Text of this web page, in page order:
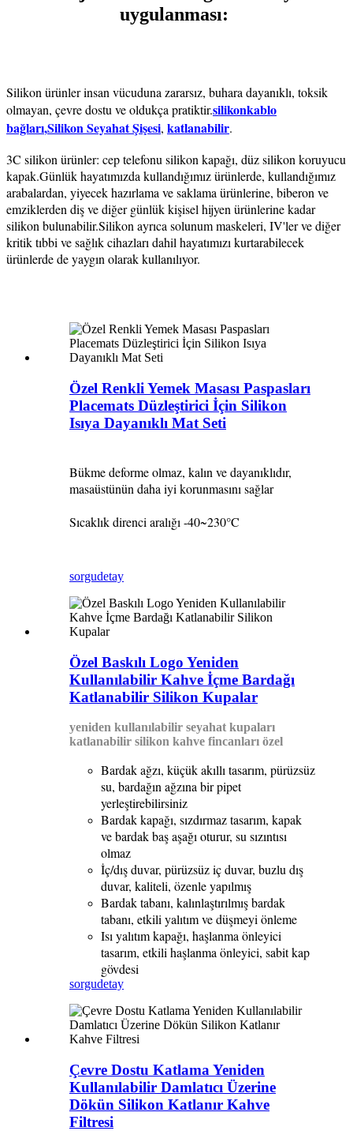
uygulanması:
Silikon ürünler insan vücuduna zararsız, buhara dayanıklı, toksik
olmayan, çevre dostu ve oldukça pratiktir.silikonkablo
bağları,Silikon Seyahat Şişesi, katlanabilir.
3C silikon ürünler: cep telefonu silikon kapağı, düz silikon koruyucu
kapak.Günlük hayatımızda kullandığımız ürünlerde, kullandığımız
arabalardan, yiyecek hazırlama ve saklama ürünlerine, biberon ve
emziklerden diş ve diğer günlük kişisel hijyen ürünlerine kadar
silikon bulunabilir.Silikon ayrıca solunum maskeleri, IV'ler ve diğer
kritik tıbbi ve sağlık cihazları dahil hayatımızı kurtarabilecek
ürünlerde de yaygın olarak kullanılıyor.
Özel Renkli Yemek Masası Paspasları
Placemats Düzleştirici İçin Silikon
Isıya Dayanıklı Mat Seti
Bükme deforme olmaz, kalın ve dayanıklıdır,
masaüstünün daha iyi korunmasını sağlar
Sıcaklık direnci aralığı -40~230°C
sorgudetay
Özel Baskılı Logo Yeniden
Kullanılabilir Kahve İçme Bardağı
Katlanabilir Silikon Kupalar
yeniden kullanılabilir seyahat kupaları
katlanabilir silikon kahve fincanları özel
Bardak ağzı, küçük akıllı tasarım, pürüzsüz
su, bardağın ağzına bir pipet
yerleştirebilirsiniz
Bardak kapağı, sızdırmaz tasarım, kapak
ve bardak baş aşağı oturur, su sızıntısı
olmaz
İç/dış duvar, pürüzsüz iç duvar, buzlu dış
duvar, kaliteli, özenle yapılmış
Bardak tabanı, kalınlaştırılmış bardak
tabanı, etkili yalıtım ve düşmeyi önleme
Isı yalıtım kapağı, haşlanma önleyici
tasarım, etkili haşlanma önleyici, sabit kap
gövdesi
sorgudetay
Çevre Dostu Katlama Yeniden
Kullanılabilir Damlatıcı Üzerine
Dökün Silikon Katlanır Kahve
Filtresi